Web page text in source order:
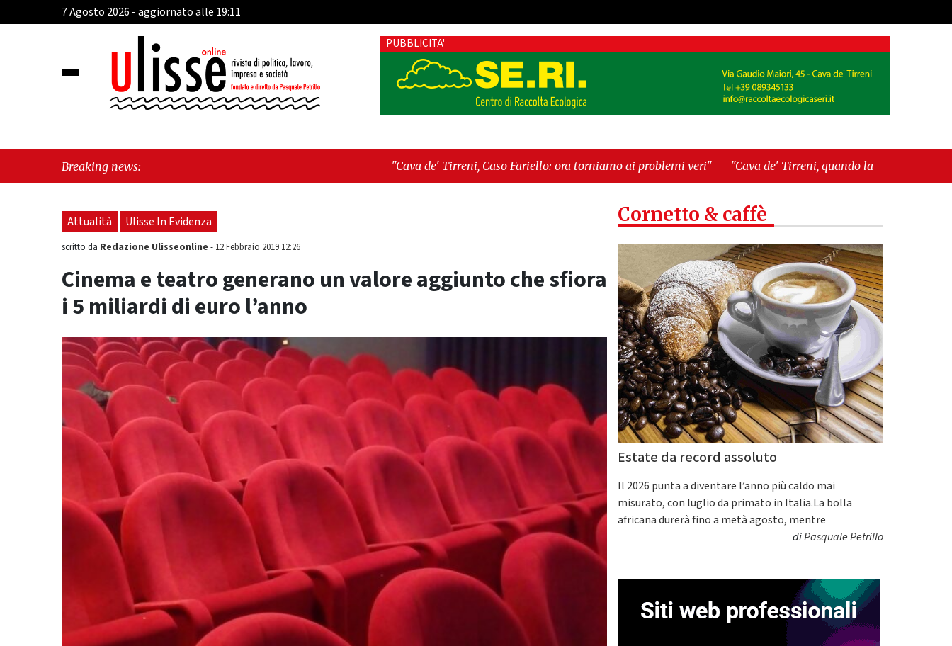
7 Agosto 2026 - aggiornato alle 19:11
PUBBLICITA'
Breaking news: "Cava de' Tirreni, Caso Fariello: ora torniamo ai problemi veri" -"Cava de' Tirreni, quando la burocrazia dimentica
perché esiste"
Attualità Ulisse In Evidenza
scritto da Redazione Ulisseonline - 12 Febbraio 2019 12:26
Cinema e teatro generano un valore aggiunto che sfiora
i 5 miliardi di euro l’anno
Cornetto & caffè
Estate da record assoluto
Il 2026 punta a diventare l’anno più caldo mai
misurato, con luglio da primato in Italia.La bolla
africana durerà fino a metà agosto, mentre
diPasquale Petrillo